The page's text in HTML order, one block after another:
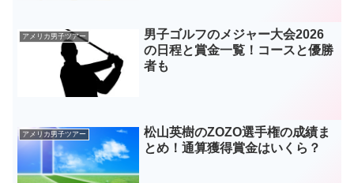
アメリカ男子ツアー
男子ゴルフのメジャー大会2026
の日程と賞金一覧！コースと優勝
者も
アメリカ男子ツアー
松山英樹のZOZO選手権の成績ま
とめ！通算獲得賞金はいくら？